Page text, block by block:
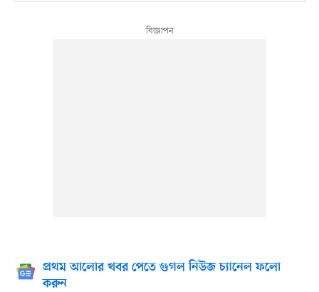
প্রথম আলোর খবর পেতে গুগল নিউজ চ্যানেল ফলো
করুন